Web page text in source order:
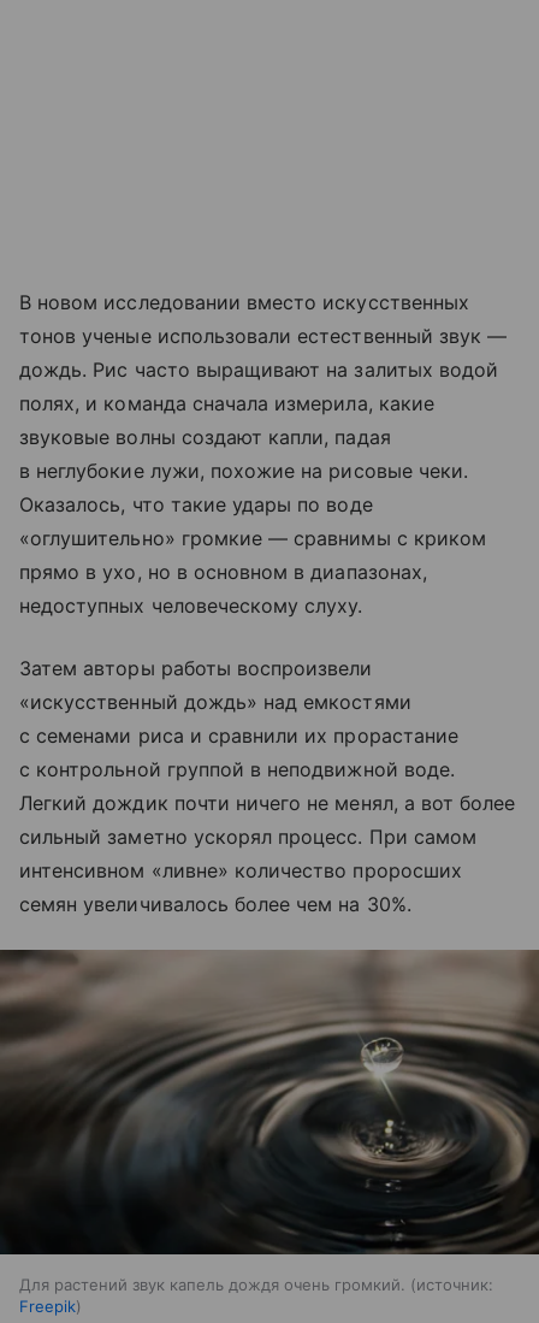
В новом исследовании вместо искусственных
тонов ученые использовали естественный звук —
дождь. Рис часто выращивают на залитых водой
полях, и команда сначала измерила, какие
звуковые волны создают капли, падая
в неглубокие лужи, похожие на рисовые чеки.
Оказалось, что такие удары по воде
«оглушительно» громкие — сравнимы с криком
прямо в ухо, но в основном в диапазонах,
недоступных человеческому слуху.
Затем авторы работы воспроизвели
«искусственный дождь» над емкостями
с семенами риса и сравнили их прорастание
с контрольной группой в неподвижной воде.
Легкий дождик почти ничего не менял, а вот более
сильный заметно ускорял процесс. При самом
интенсивном «ливне» количество проросших
семян увеличивалось более чем на 30%.
Для растений звук капель дождя очень громкий.
источник:
Freepik